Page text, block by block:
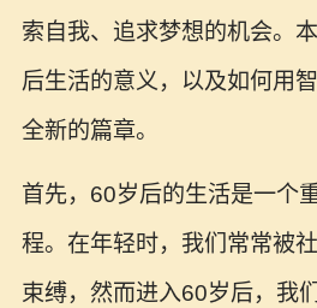
索自我、追求梦想的机会。
后生活的意义，以及如何用
全新的篇章。
首先，60岁后的生活是一个
程。在年轻时，我们常常被
束缚，然而进入60岁后，我